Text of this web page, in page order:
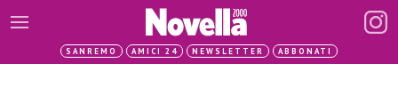
SANREMO AMICI 24 NEWSLETTER ABBONATI